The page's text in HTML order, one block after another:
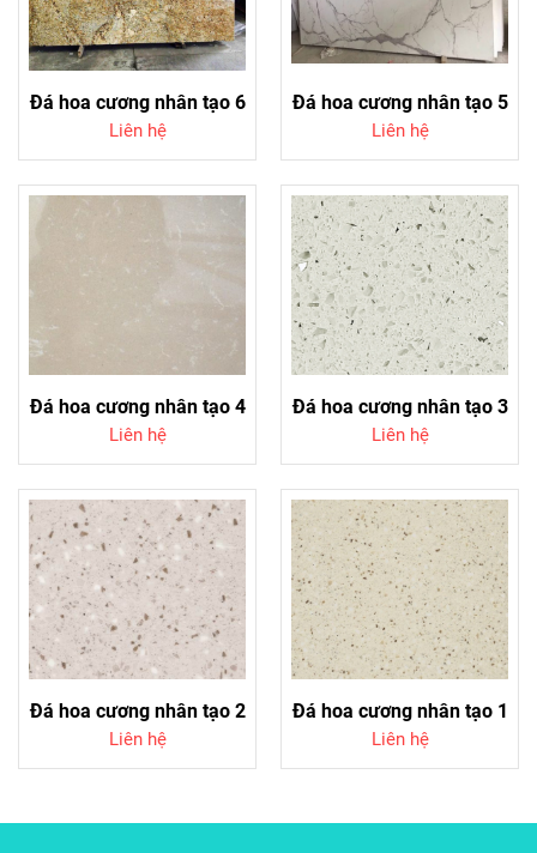
Đá hoa cương nhân tạo 6
Liên hệ
Đá hoa cương nhân tạo 5
Liên hệ
Đá hoa cương nhân tạo 4
Liên hệ
Đá hoa cương nhân tạo 3
Liên hệ
Đá hoa cương nhân tạo 2
Liên hệ
Đá hoa cương nhân tạo 1
Liên hệ